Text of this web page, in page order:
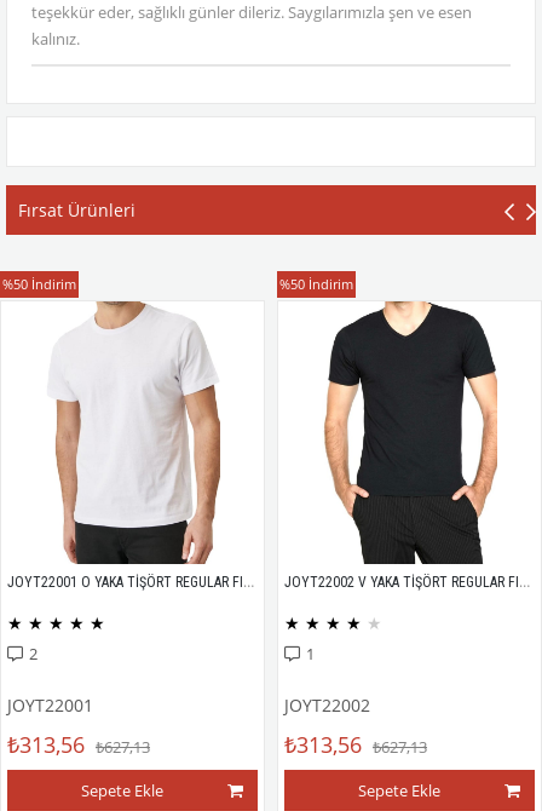
teşekkür eder, sağlıklı günler dileriz. Saygılarımızla şen ve esen
kalınız.
Fırsat Ürünleri
T-Shirt
JOYT22001 O YAKA TİŞÖRT REGULAR FIT %100 PAMUK COMPACK PENYE
★ ★ ★ ★ ★
2
JOYT22001
₺313,56 ₺627,13
Sepete Ekle
%50 İndirim T-Shirt
JOYT22002 V YAKA TİŞÖRT REGULAR FIT %100 PAMUK COMPACK PENYE
★ ★ ★ ★ ★
1
JOYT22002
₺313,56 ₺627,13
Sepete Ekle
%50 İndirim